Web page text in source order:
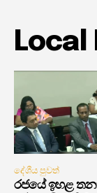
Local
දේශීය පුවත්
රජයේ ඉහළ